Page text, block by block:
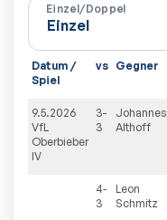
Einzel/Doppel
Datum /
Spiel
vs Gegner
9.5.2026
VfL
Oberbieber
IV
3-
3
Johannes
Althoff
4-
3
Leon
Schmitz